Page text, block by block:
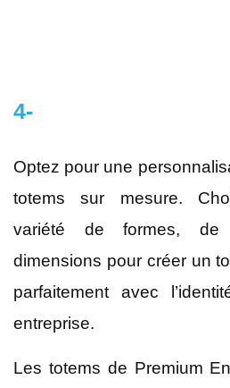
4-
Optez pour une
totems sur mesure.
variété de formes,
dimensions pour créer un
parfaitement avec
entreprise.
Les totems de Premium